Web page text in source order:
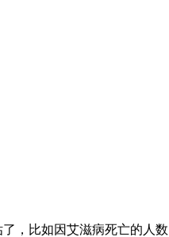
，比如因艾滋病死亡的人